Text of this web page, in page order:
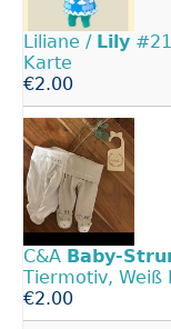
Liliane / Lily
Karte
€2.00
C&A Baby-
Tiermotiv, Weiß
€2.00